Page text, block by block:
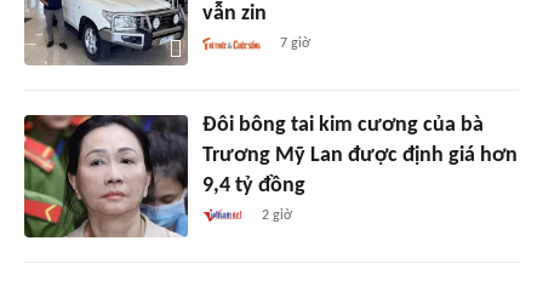
vẫn zin
7 giờ
Đôi bông tai kim cương của bà
Trương Mỹ Lan được định giá hơn
9,4 tỷ đồng
2 giờ